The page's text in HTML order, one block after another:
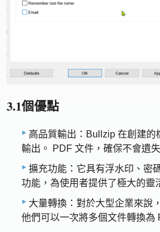
3.1個優點
高品質輸出：Bullzip 在創建的
輸出。 PDF 文件，確保不會遺
擴充功能：它具有浮水印、密
功能，為使用者提供了極大的靈
大量轉換：對於大型企業來說
他們可以一次將多個文件轉換為